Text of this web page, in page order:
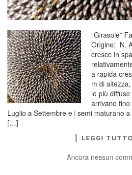
“Girasole”
Origine: N.
cresce in
a rapida
m di
le più
arrivano
Luglio a Settembre e i semi maturano
[…]
LEGGI TUTTO
Ancora nessun